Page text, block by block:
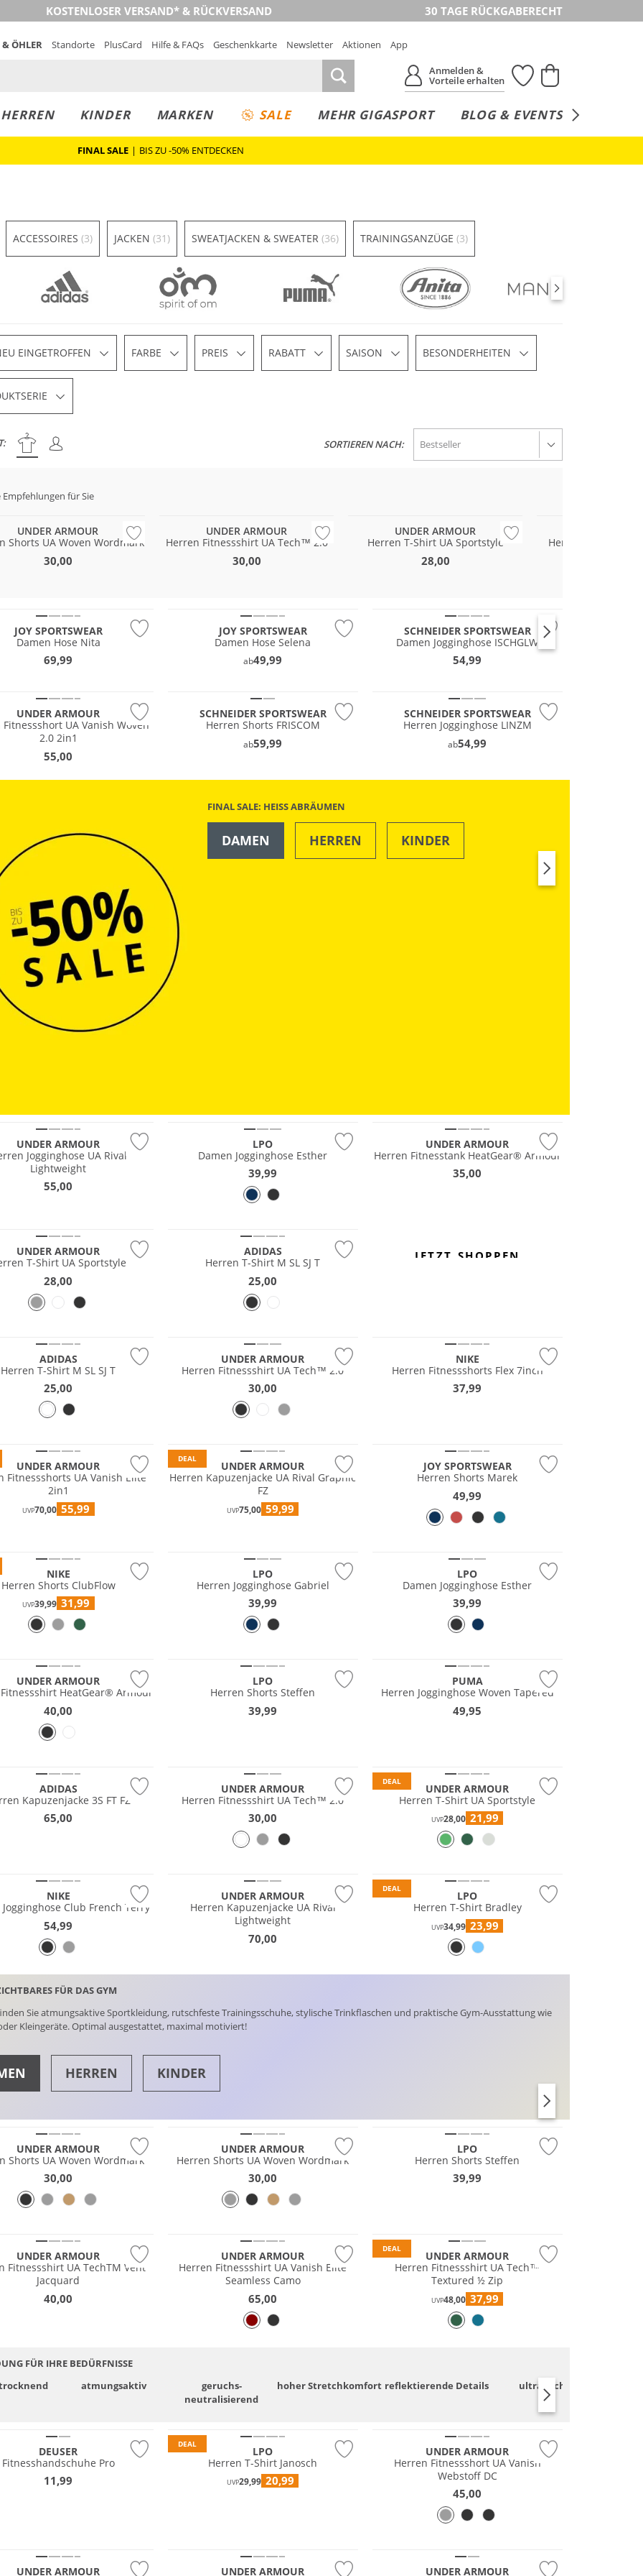
KOSTENLOSER VERSAND* & RÜCKVERSAND 30 TAGE RÜCKGABERECHT
ÖHLER Standorte PlusCard Hilfe & FAQs Geschenkkarte Newsletter Aktionen
App
Anmelden &
Vorteile erhalten
HERREN KINDER MARKEN SALE MEHR GIGASPORT BLOG & EVENTS
FINAL SALE | BIS ZU -50% ENTDECKEN
ACCESSOIRES (3) JACKEN (31) SWEATJACKEN & SWEATER (36) TRAININGSANZÜGE (3)
EINGETROFFEN FARBE PREIS RABATT SAISON BESONDERHEITEN
SORTIEREN NACH:
Empfehlungen für Sie
Wert
UNDER ARMOUR
Shorts UA Woven Wordmark
30,00
UNDER ARMOUR
Herren Fitnessshirt UA Tech™ 2.0
30,00
UNDER ARMOUR
Herren T-Shirt UA Sportstyle
28,00
Herren
JOY SPORTSWEAR
Damen Hose Nita
69,99
JOY SPORTSWEAR
Damen Hose Selena
ab49,99
SCHNEIDER SPORTSWEAR
Damen Jogginghose ISCHGLW
54,99
UNDER ARMOUR
UA Vanish Woven
2.0 2in1
55,00
SCHNEIDER SPORTSWEAR
Herren Shorts FRISCOM
ab59,99
SCHNEIDER SPORTSWEAR
Herren Jogginghose LINZM
ab54,99
FINAL SALE: HEISS ABRÄUMEN
DAMEN HERREN KINDER
UNDER ARMOUR
Jogginghose UA Rival
Lightweight
55,00
LPO
Damen Jogginghose Esther
39,99
UNDER ARMOUR
Herren Fitnesstank HeatGear® Armour
35,00
UNDER ARMOUR
T-Shirt UA Sportstyle
28,00
ADIDAS
Herren T-Shirt M SL SJ T
25,00
JETZT SHOPPEN
ADIDAS
Herren T-Shirt M SL SJ T
25,00
UNDER ARMOUR
Herren Fitnessshirt UA Tech™ 2.0
30,00
NIKE
Herren Fitnessshorts Flex 7inch
37,99
UNDER ARMOUR
Fitnessshorts UA Vanish Elite
2in1
UVP70,00 55,99
DEAL
UNDER ARMOUR
Herren Kapuzenjacke UA Rival Graphic
FZ
UVP75,00 59,99
JOY SPORTSWEAR
Herren Shorts Marek
49,99
NIKE
Herren Shorts ClubFlow
UVP39,99 31,99
LPO
Herren Jogginghose Gabriel
39,99
LPO
Damen Jogginghose Esther
39,99
UNDER ARMOUR
HeatGear® Armour
40,00
LPO
Herren Shorts Steffen
39,99
PUMA
Herren Jogginghose Woven Tapered
49,95
ADIDAS
Kapuzenjacke 3S FT FZ
65,00
UNDER ARMOUR
Herren Fitnessshirt UA Tech™ 2.0
30,00
DEAL
UNDER ARMOUR
Herren T-Shirt UA Sportstyle
UVP28,00 21,99
NIKE
Club French Terry
54,99
UNDER ARMOUR
Herren Kapuzenjacke UA Rival
Lightweight
70,00
DEAL
LPO
Herren T-Shirt Bradley
UVP34,99 23,99
FÜR DAS GYM
Sie atmungsaktive Sportkleidung, rutschfeste Trainingsschuhe, stylische Trinkflaschen und praktische Gym-Ausstattung wie
Kleingeräte. Optimal ausgestattet, maximal motiviert!
HERREN KINDER
TOPS BRAS LEGGINGS
UNDER ARMOUR
Shorts UA Woven Wordmark
30,00
Must have
UNDER ARMOUR
Herren Shorts UA Woven Wordmark
30,00
LPO
Herren Shorts Steffen
39,99
UNDER ARMOUR
Fitnessshirt UA TechTM Vent
Jacquard
40,00
UNDER ARMOUR
Herren Fitnessshirt UA Vanish Elite
Seamless Camo
65,00
DEAL
UNDER ARMOUR
Herren Fitnessshirt UA Tech™
Textured ½ Zip
UVP48,00 37,99
FÜR IHRE BEDÜRFNISSE
atmungsaktiv
geruchs­
neutralisierend
hoher Stretchkomfort reflektierende Details ultraleicht
DEUSER
Fitnesshandschuhe Pro
11,99
DEAL
LPO
Herren T-Shirt Janosch
UVP29,99 20,99
UNDER ARMOUR
Herren Fitnessshort UA Vanish
Webstoff DC
45,00
UNDER ARMOUR UNDER ARMOUR UNDER ARMOUR